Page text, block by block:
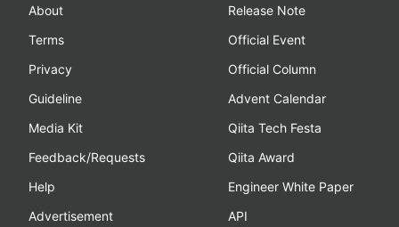
About
Terms
Privacy
Guideline
Media Kit
Feedback/Requests
Help
Advertisement
Release Note
Official Event
Official Column
Advent Calendar
Qiita Tech Festa
Qiita Award
Engineer White Paper
API